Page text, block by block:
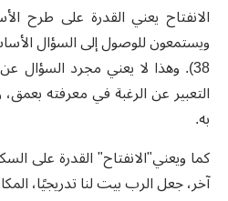
الانفتاح يعني القدرة على طرح
38). وهذا لا يعني مجرد السؤال
التعبير عن الرغبة في معرفته
به.
آخر، جعل الرب بيت لنا تدريجيًا،